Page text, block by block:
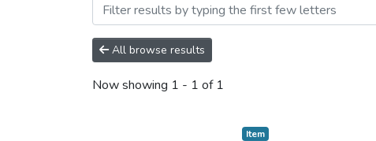
All browse results
Now showing 1 - 1 of 1
Item